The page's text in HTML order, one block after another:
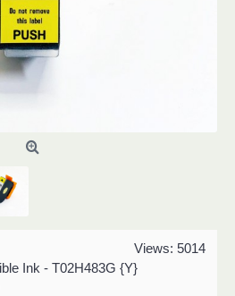
Views: 5014
Ink - T02H483G {Y}